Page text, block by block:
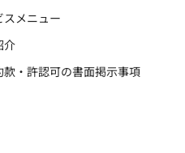
スメニュー
介
款・許認可の書面掲示事項